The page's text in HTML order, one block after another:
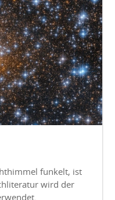
funkelt, ist
wird der